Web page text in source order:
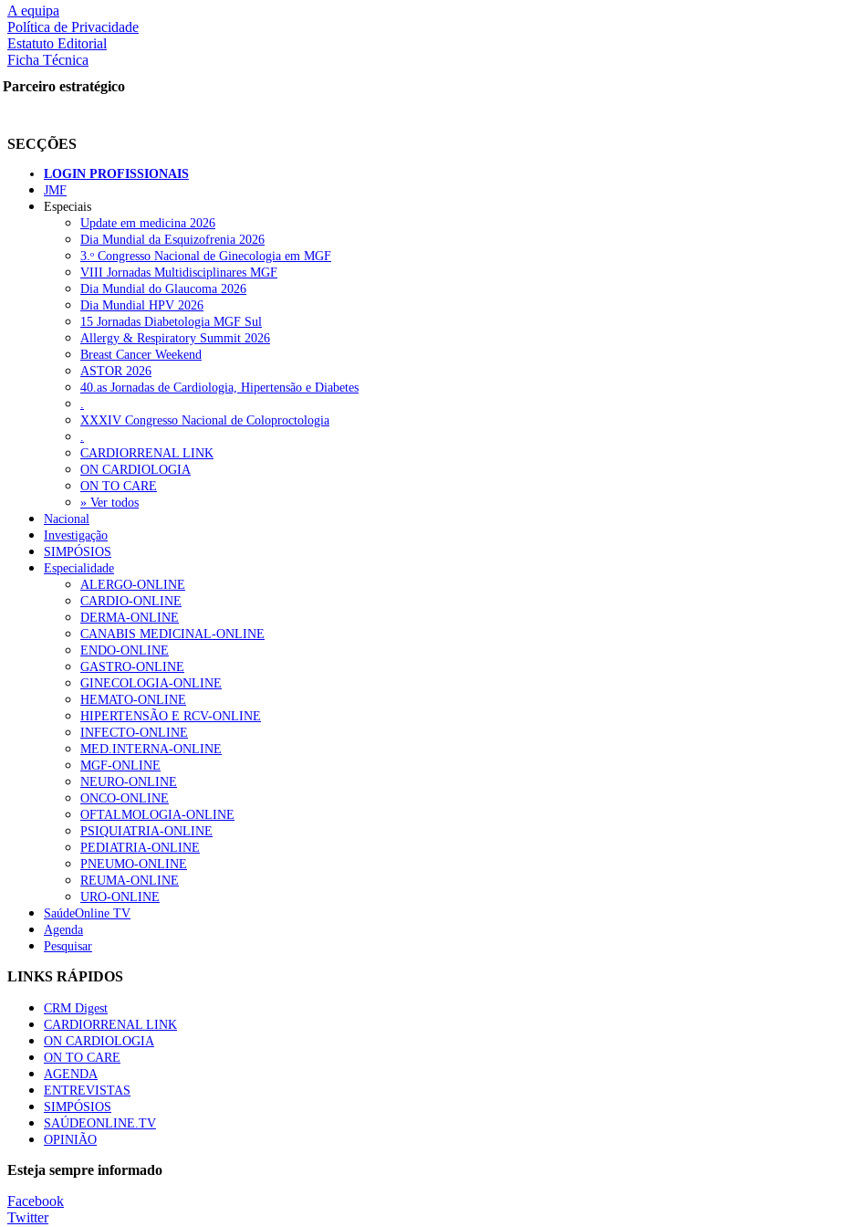
nas redes sociais:
RECENTES
SCORA X-Change Portugal promove formação internacional em saúde sexual e reprodutiva
ANEM reúne com coordenador do Pacto Estratégico para a Saúde
Sindicato diz que nova carreira de médicos dentistas reforça estabilidade no SNS
Mais de 400 utentes beneficiaram de comparticipação reforçada para tratamentos de infertilidade na Madeira
Sindicato acusa ULS São João de negar direitos de parentalidade aos médicos
MAIS LIDAS
Enfermagem Forense. “Da urgência ao tribunal, cada gesto conta e cada profissional faz a diferença”
202 visualizações
Alguns milhares de utentes podem ficar sem médico de família com nova regras do registo, alerta associação
175 visualizações
Quase quatro em cada dez doentes com enfarte apresentavam níveis elevados de Lp(a), revela estudo
86 visualizações
“Os programas de rastreio do cancro do pulmão são custo-efetivos e representam um investimento sustentável para os sistemas de saúde”
66 visualizações
Trodelvy aprovado para primeira linha no cancro da mama triplo negativo metastático em doentes não elegíveis para inibidores PD-(L)1
61 visualizações
Especialistas defendem mais potássio na alimentação para ajudar a controlar a hipertensão
57 visualizações
MAIS NOTÍCIAS
Sindicato diz que nova carreira de médicos dentistas reforça estabilidade no SNS
A equipa
Política de Privacidade
Estatuto Editorial
Ficha Técnica
Parceiro estratégico
SECÇÕES
LOGIN PROFISSIONAIS
JMF
Especiais
Update em medicina 2026
Dia Mundial da Esquizofrenia 2026
3.ᵒ Congresso Nacional de Ginecologia em MGF
VIII Jornadas Multidisciplinares MGF
Dia Mundial do Glaucoma 2026
Dia Mundial HPV 2026
15 Jornadas Diabetologia MGF Sul
Allergy & Respiratory Summit 2026
Breast Cancer Weekend
ASTOR 2026
40.as Jornadas de Cardiologia, Hipertensão e Diabetes
.
XXXIV Congresso Nacional de Coloproctologia
.
CARDIORRENAL LINK
ON CARDIOLOGIA
ON TO CARE
» Ver todos
Nacional
Investigação
SIMPÓSIOS
Especialidade
ALERGO-ONLINE
CARDIO-ONLINE
DERMA-ONLINE
CANABIS MEDICINAL-ONLINE
ENDO-ONLINE
GASTRO-ONLINE
GINECOLOGIA-ONLINE
HEMATO-ONLINE
HIPERTENSÃO E RCV-ONLINE
INFECTO-ONLINE
MED.INTERNA-ONLINE
MGF-ONLINE
NEURO-ONLINE
ONCO-ONLINE
OFTALMOLOGIA-ONLINE
PSIQUIATRIA-ONLINE
PEDIATRIA-ONLINE
PNEUMO-ONLINE
REUMA-ONLINE
URO-ONLINE
SaúdeOnline TV
Agenda
Pesquisar
LINKS RÁPIDOS
CRM Digest
CARDIORRENAL LINK
ON CARDIOLOGIA
ON TO CARE
AGENDA
ENTREVISTAS
SIMPÓSIOS
SAÚDEONLINE.TV
OPINIÃO
Esteja sempre informado
Facebook
Twitter